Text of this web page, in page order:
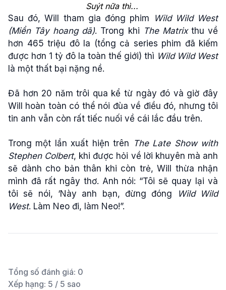
Suýt nữa thì...
Sau đó, Will tham gia đóng phim
Wild Wild West
(Miền Tây hoang dã). Trong khi The Matrixthu về
hơn 465 triệu đô la (tổng cả series phim đã kiếm
được hơn 1 tỷ đô la toàn thế giới) thì Wild Wild West
là một thất bại nặng nề.
Đã hơn 20 năm trôi qua kể từ ngày đó và giờ đây
Will hoàn toàn có thể nói đùa về điều đó, nhưng tôi
tin anh vẫn còn rất tiếc nuối về cái lắc đầu trên.
Trong một lần xuất hiện trên The Late Show with
Stephen Colbert, khi được hỏi về lời khuyên mà anh
sẽ dành cho bản thân khi còn trẻ, Will thừa nhận
mình đã rất ngây thơ. Anh nói: “Tôi sẽ quay lại và
tôi sẽ nói, ‘Này anh bạn, đừng đóng
Wild Wild
West. Làm Neo đi, làm Neo!”.
Tổng số đánh giá: 0
Xếp hạng: 5 / 5 sao